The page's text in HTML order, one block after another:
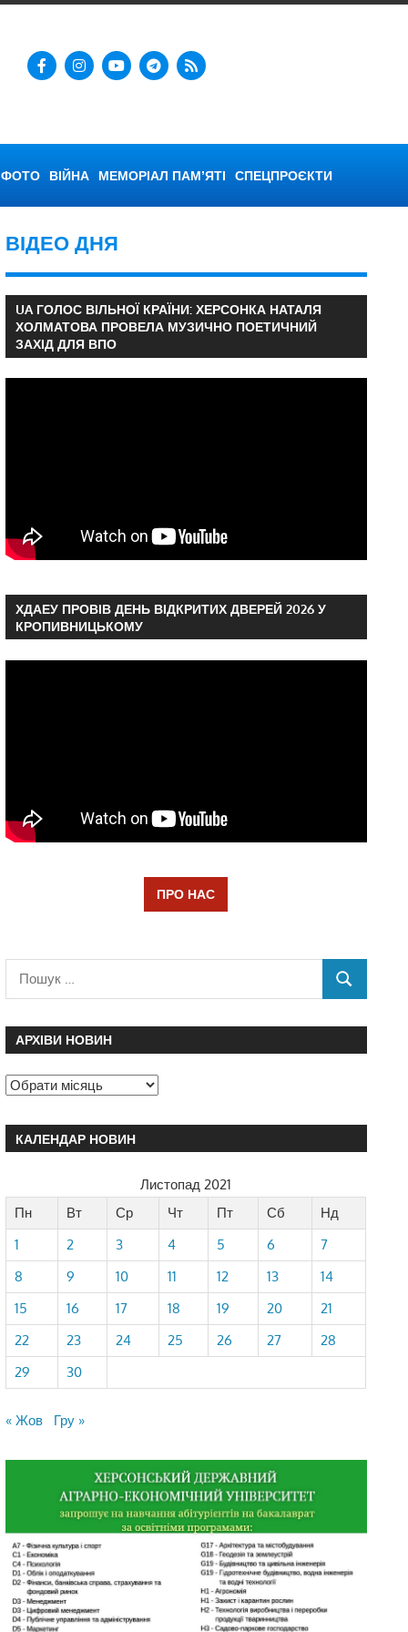
ФОТО ВІЙНА МЕМОРІАЛ ПАМ’ЯТІ СПЕЦПРОЄКТИ
ВІДЕО ДНЯ
UA ГОЛОС ВІЛЬНОЇ КРАЇНИ: ХЕРСОНКА НАТАЛЯ
ХОЛМАТОВА ПРОВЕЛА МУЗИЧНО ПОЕТИЧНИЙ
ЗАХІД ДЛЯ ВПО
ХДАЕУ ПРОВІВ ДЕНЬ ВІДКРИТИХ ДВЕРЕЙ 2026 У
КРОПИВНИЦЬКОМУ
ПРО НАС
АРХІВИ НОВИН
КАЛЕНДАР НОВИН
Листопад 2021
Пн
Вт Ср Чт Пт Сб
Нд
1
2 3 4 5 6
7
8
9 10 11 12 13
14
15
16 17 18 19 20
21
22
23 24 25 26 27
28
29
30
« Жов Гру »